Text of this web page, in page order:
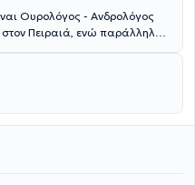
Ουρολόγος - Ανδρολόγος
στον Πειραιά, ενώ παράλληλα
της Ιατρικής Σχολής του
Αθηνών. Είναι
Επεμβατική και
σε παθήσεις του προστάτη,
του τις πιο σύγχρονες
προστατεκτομή και